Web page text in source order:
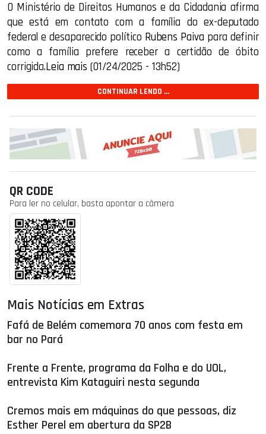
O Ministério de Direitos Humanos e da Cidadania afirma
que está em contato com a família do ex-deputado
federal e desaparecido político Rubens Paiva para definir
como a família prefere receber a certidão de óbito
corrigida.Leia mais (01/24/2025 - 13h52)
CONTINUAR LENDO ...
QR CODE
Para ler no celular, basta apontar a câmera
Mais Notícias em Extras
Fafá de Belém comemora 70 anos com festa em
bar no Pará
Frente a Frente, programa da Folha e do UOL,
entrevista Kim Kataguiri nesta segunda
Cremos mais em máquinas do que pessoas, diz
Esther Perel em abertura da SP2B